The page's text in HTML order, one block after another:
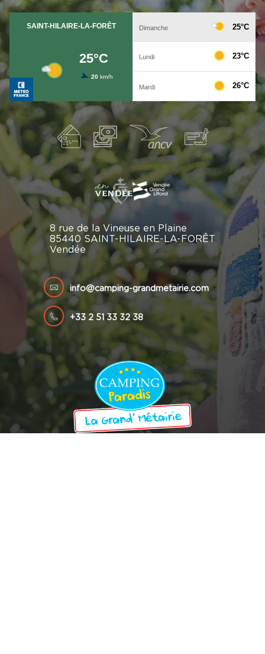
8 rue de la Vineuse en Plaine
85440 SAINT-HILAIRE-LA-FORÊT
Vendée
info@camping-grandmetairie.com
+33 2 51 33 32 38